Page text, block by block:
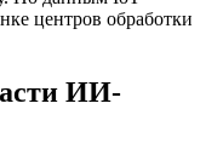
центров обработки
ИИ-